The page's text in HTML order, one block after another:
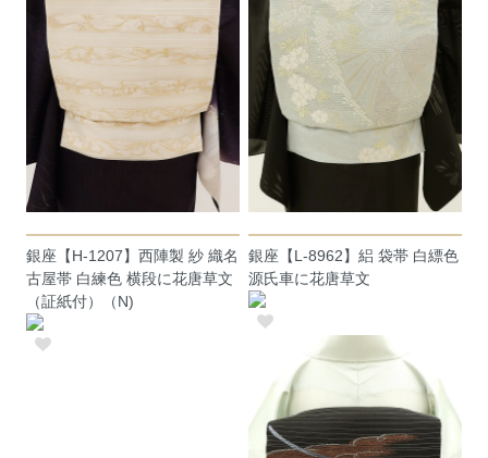
銀座【H-1207】西陣製 紗 織名
古屋帯 白練色 横段に花唐草文
（証紙付）（N)
銀座【L-8962】絽 袋帯 白縹色
源氏車に花唐草文